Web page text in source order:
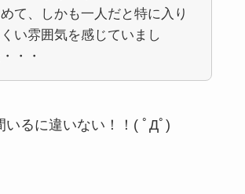
て、しかも一人だと特に入り
い雰囲気を感じていまし
・・
いるに違いない！！( ﾟДﾟ)